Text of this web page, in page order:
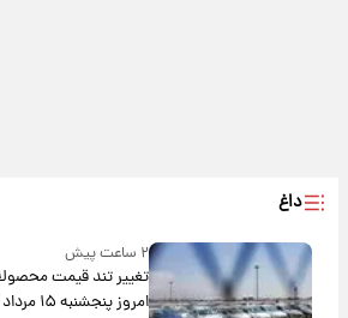
داغ
۲ ساعت پیش
تغییر تند قیمت
امروز پنجشنبه ۱۵ مرداد ۱۴۰۵ +جدول